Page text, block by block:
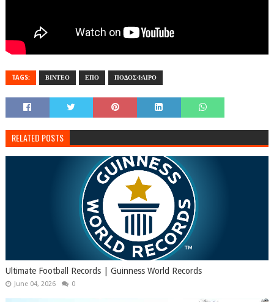
TAGS: ΒΙΝΤΕΟ ΕΠΟ ΠΟΔΟΣΦΑΙΡΟ
RELATED POSTS
Ultimate Football Records | Guinness World Records
June 04, 2026 0